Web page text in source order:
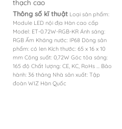
thạch cao
Thông số kĩ thuật Loại sản phẩm:
Module LED nội địa Hàn cao cấp
Model: ET-0.72W-RGB-KR Ánh sáng:
RGB Ấm Kháng nước: IP68 Dòng sản
phẩm: có len Kích thước: 65 x 16 x 10
mm Công suất: 0,72W Góc tỏa sáng:
165 độ Chất lượng: CE, KC, RoHs ...
Bảo
hành: 36 tháng Nhà sản xuất: Tập
đoàn WIZ Hàn Quốc